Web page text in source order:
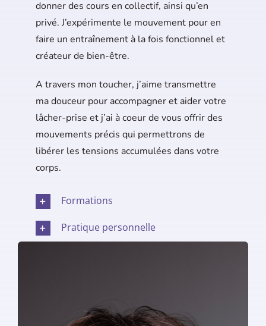
donner des cours en collectif, ainsi qu’en
privé. J’expérimente le mouvement pour en
faire un entraînement à la fois fonctionnel et
créateur de bien-être.
A travers mon toucher, j’aime transmettre
ma douceur pour accompagner et aider votre
lâcher-prise et j’ai à coeur de vous offrir des
mouvements précis qui permettrons de
libérer les tensions accumulées dans votre
corps.
Formations
Pratique personnelle